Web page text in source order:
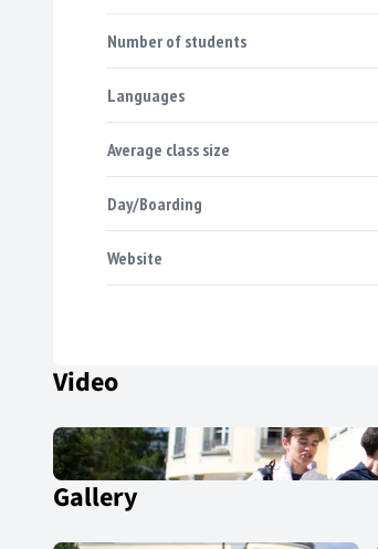
Number of students
Languages
Average class size
Day/Boarding
Website
Video
Gallery